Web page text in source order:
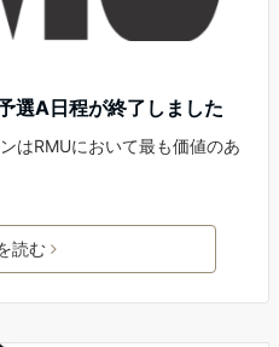
選A日程が終了しました
はRMUにおいて最も価値のあ
読む